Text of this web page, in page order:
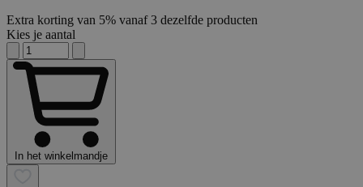
Extra korting van 5% vanaf 3 dezelfde producten
Kies je aantal
In het winkelmandje